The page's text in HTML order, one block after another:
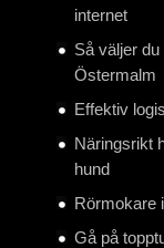
internet
Så väljer
Östermalm
Effektiv
Näringsrikt
hund
Rörmokare
Gå på